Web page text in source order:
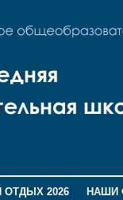
ОТДЫХ 2026 НАШИ